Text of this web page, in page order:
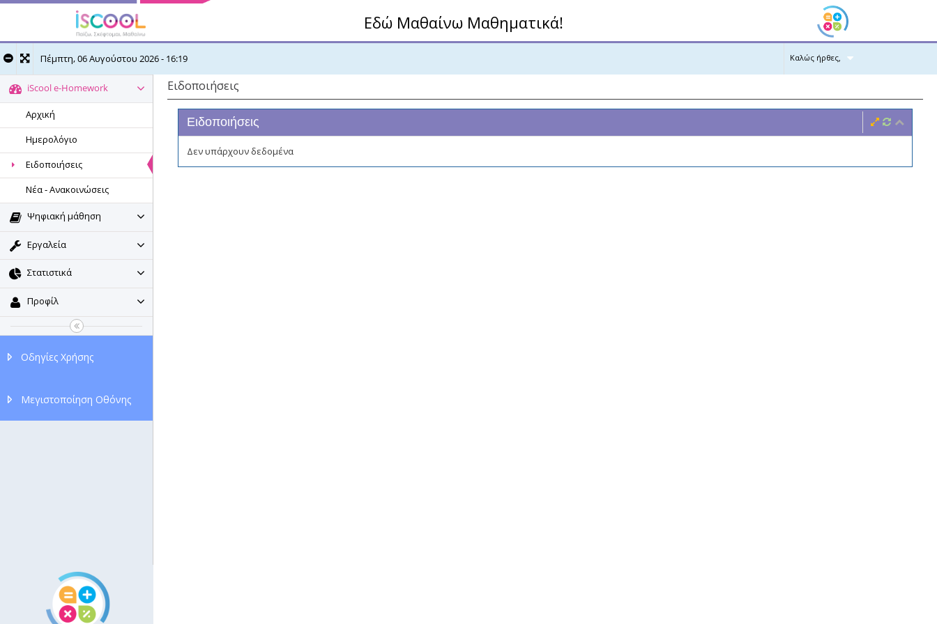
Εδώ Μαθαίνω Μαθηματικά!
Πέμπτη, 06 Αυγούστου 2026 - 16:19 Καλώς ήρθες,
iScool e-Homework
Αρχική
Ημερολόγιο
Ειδοποιήσεις
Νέα - Ανακοινώσεις
Ψηφιακή μάθηση
Εργαλεία
Στατιστικά
Προφίλ
Οδηγίες Χρήσης
Μεγιστοποίηση Οθόνης
Ειδοποιήσεις
Ειδοποιήσεις
Δεν υπάρχουν δεδομένα